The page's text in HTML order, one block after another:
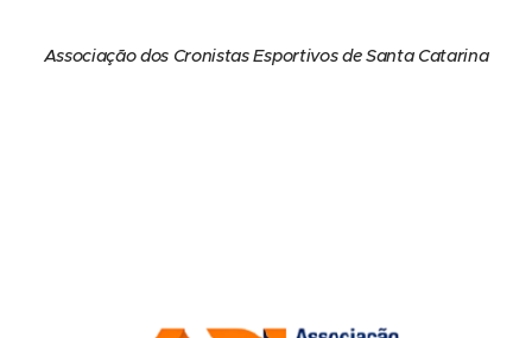
Associação dos Cronistas Esportivos de Santa Catarina